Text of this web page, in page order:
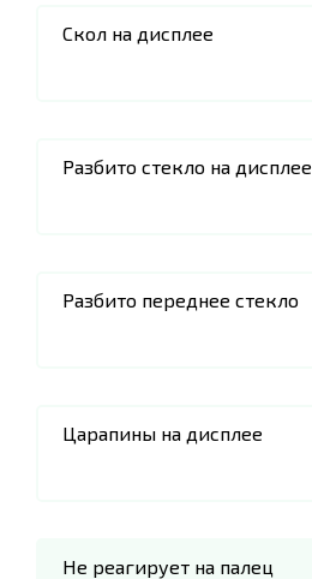
Скол на дисплее
Разбито стекло на дисплее
Разбито переднее стекло
Царапины на дисплее
Не реагирует на палец